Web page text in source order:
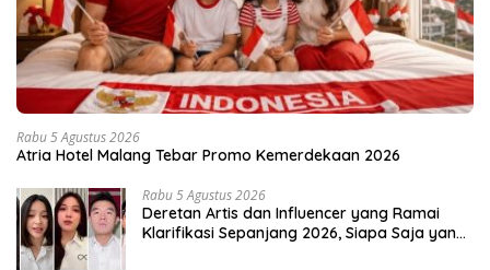
Rabu 5 Agustus 2026
Atria Hotel Malang Tebar Promo Kemerdekaan 2026
Rabu 5 Agustus 2026
Deretan Artis dan Influencer yang Ramai
Klarifikasi Sepanjang 2026, Siapa Saja yang